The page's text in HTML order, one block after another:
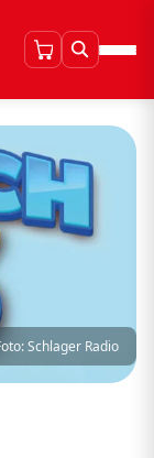
Schlager Radio